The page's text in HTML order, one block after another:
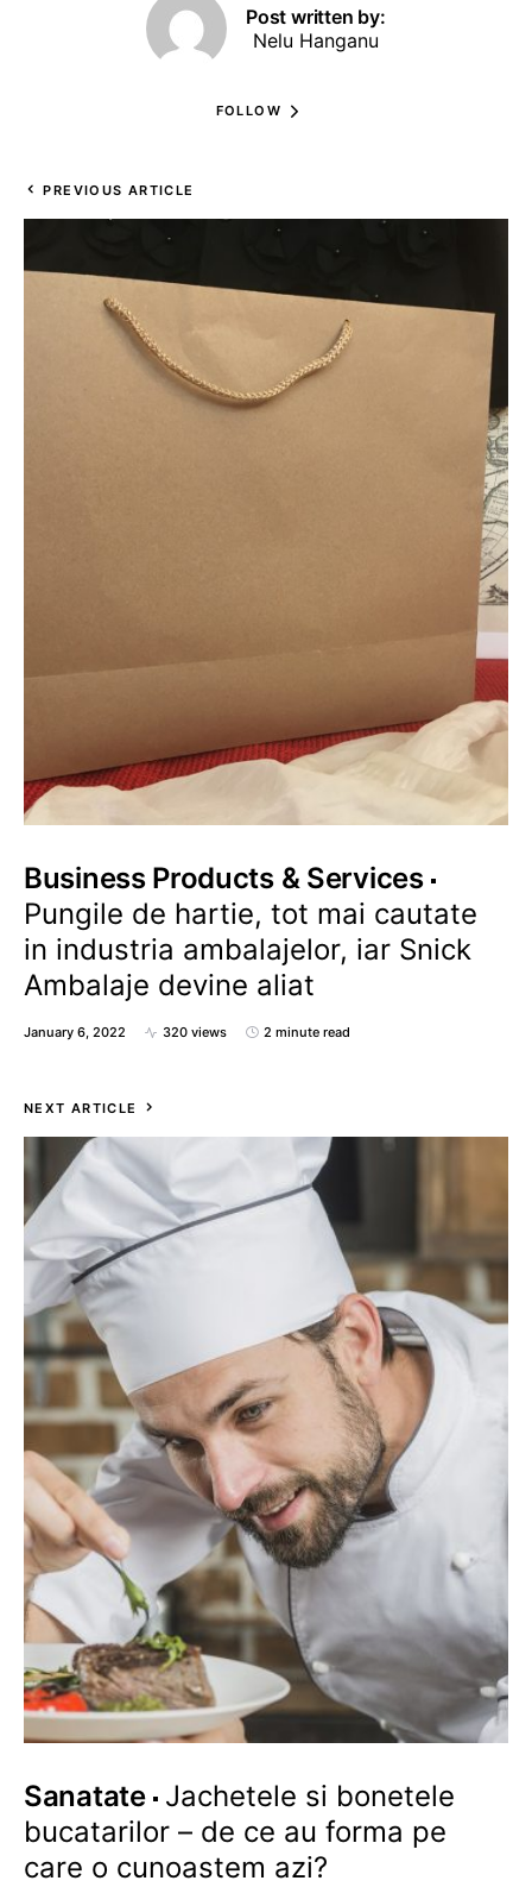
Post written by:
Nelu Hanganu
FOLLOW
PREVIOUS ARTICLE
Business Products & Services
Pungile de hartie, tot mai cautate
in industria ambalajelor, iar Snick
Ambalaje devine aliat
January 6, 2022 320 views 2 minute read
NEXT ARTICLE
Sanatate Jachetele si bonetele
bucatarilor – de ce au forma pe
care o cunoastem azi?